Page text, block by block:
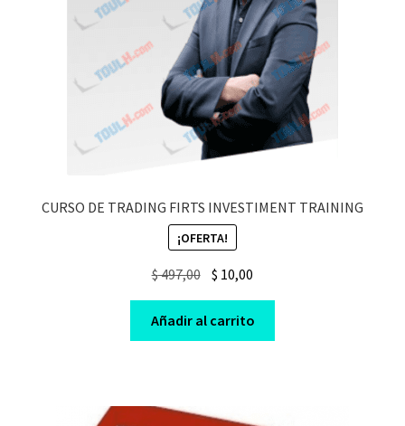
CURSO DE TRADING FIRTS INVESTIMENT TRAINING
¡OFERTA!
$497,00 Original
price
was:
$ 497,00.
$ 10,00
price
is:
$ 10,00.
Añadir al carrito